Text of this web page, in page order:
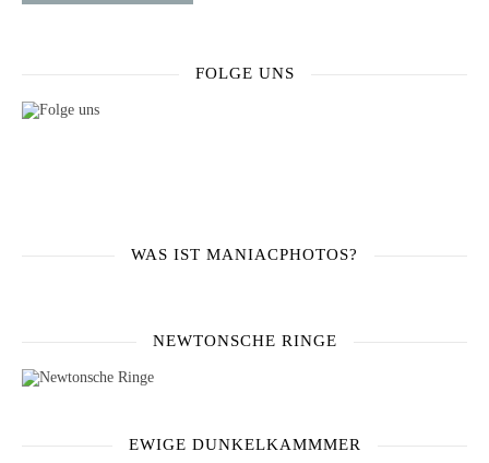
FOLGE UNS
WAS IST MANIACPHOTOS?
NEWTONSCHE RINGE
EWIGE DUNKELKAMMMER